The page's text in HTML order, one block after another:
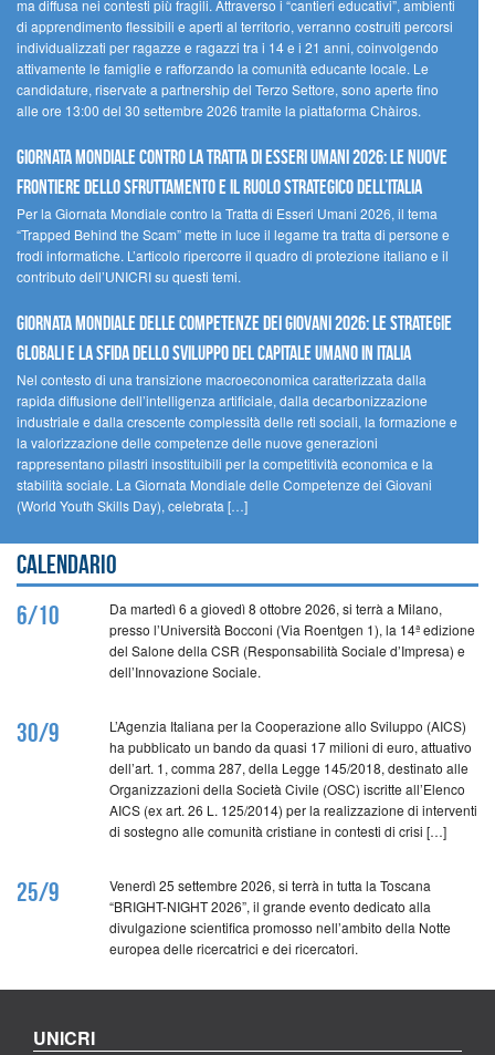
ma diffusa nei contesti più fragili. Attraverso i “cantieri educativi”, ambienti
di apprendimento flessibili e aperti al territorio, verranno costruiti percorsi
individualizzati per ragazze e ragazzi tra i 14 e i 21 anni, coinvolgendo
attivamente le famiglie e rafforzando la comunità educante locale. Le
candidature, riservate a partnership del Terzo Settore, sono aperte fino
alle ore 13:00 del 30 settembre 2026 tramite la piattaforma Chàiros.
GIORNATA MONDIALE CONTRO LA TRATTA DI ESSERI UMANI 2026: LE NUOVE
FRONTIERE DELLO SFRUTTAMENTO E IL RUOLO STRATEGICO DELL’ITALIA
Per la Giornata Mondiale contro la Tratta di Esseri Umani 2026, il tema
“Trapped Behind the Scam” mette in luce il legame tra tratta di persone e
frodi informatiche. L’articolo ripercorre il quadro di protezione italiano e il
contributo dell’UNICRI su questi temi.
GIORNATA MONDIALE DELLE COMPETENZE DEI GIOVANI 2026: LE STRATEGIE
GLOBALI E LA SFIDA DELLO SVILUPPO DEL CAPITALE UMANO IN ITALIA
Nel contesto di una transizione macroeconomica caratterizzata dalla
rapida diffusione dell’intelligenza artificiale, dalla decarbonizzazione
industriale e dalla crescente complessità delle reti sociali, la formazione e
la valorizzazione delle competenze delle nuove generazioni
rappresentano pilastri insostituibili per la competitività economica e la
stabilità sociale. La Giornata Mondiale delle Competenze dei Giovani
(World Youth Skills Day), celebrata […]
Calendario
6/10
Da martedì 6 a giovedì 8 ottobre 2026, si terrà a Milano,
presso l’Università Bocconi (Via Roentgen 1), la 14ª edizione
del Salone della CSR (Responsabilità Sociale d’Impresa) e
dell’Innovazione Sociale.
30/9
L’Agenzia Italiana per la Cooperazione allo Sviluppo (AICS)
ha pubblicato un bando da quasi 17 milioni di euro, attuativo
dell’art. 1, comma 287, della Legge 145/2018, destinato alle
Organizzazioni della Società Civile (OSC) iscritte all’Elenco
AICS (ex art. 26 L. 125/2014) per la realizzazione di interventi
di sostegno alle comunità cristiane in contesti di crisi […]
25/9
Venerdì 25 settembre 2026, si terrà in tutta la Toscana
“BRIGHT-NIGHT 2026”, il grande evento dedicato alla
divulgazione scientifica promosso nell’ambito della Notte
europea delle ricercatrici e dei ricercatori.
UNICRI